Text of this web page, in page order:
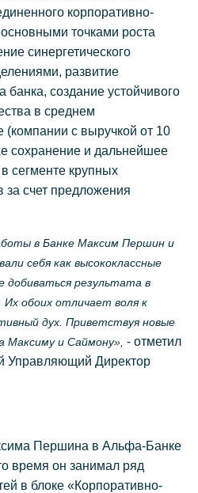
корпоративно-
точками роста
синергетического
развитие
банка, создание устойчивого
в среднем
(компании с выручкой от 10
сохранение и дальнейшее
сегменте крупных
за счет предложения
в Банке Максим Першин и
себя как высококлассные
добиваться результата в
обоих отличает воля к
дух. Приветствуя новые
Максиму и Саймону», - отметил
Управляющий Директор
Першина в Альфа-Банке
время он занимал ряд
в блоке «Корпоративно-